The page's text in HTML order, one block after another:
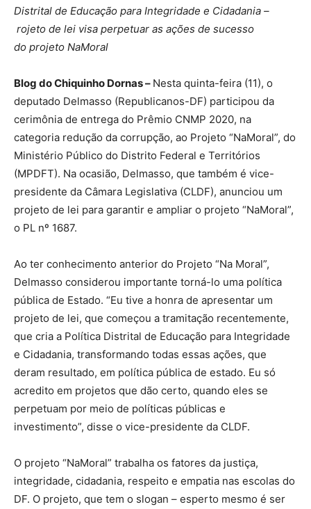
Distrital de Educação para Integridade e Cidadania –
rojeto de lei visa perpetuar as ações de sucesso
do projeto NaMoral
Blog do Chiquinho Dornas – Nesta quinta-feira (11), o
deputado Delmasso (Republicanos-DF) participou da
cerimônia de entrega do Prêmio CNMP 2020, na
categoria redução da corrupção, ao Projeto “NaMoral”, do
Ministério Público do Distrito Federal e Territórios
(MPDFT). Na ocasião, Delmasso, que também é vice-
presidente da Câmara Legislativa (CLDF), anunciou um
projeto de lei para garantir e ampliar o projeto “NaMoral”,
o PL nº 1687.
Ao ter conhecimento anterior do Projeto “Na Moral”,
Delmasso considerou importante torná-lo uma política
pública de Estado. “Eu tive a honra de apresentar um
projeto de lei, que começou a tramitação recentemente,
que cria a Política Distrital de Educação para Integridade
e Cidadania, transformando todas essas ações, que
deram resultado, em política pública de estado. Eu só
acredito em projetos que dão certo, quando eles se
perpetuam por meio de políticas públicas e
investimento”, disse o vice-presidente da CLDF.
O projeto “NaMoral” trabalha os fatores da justiça,
integridade, cidadania, respeito e empatia nas escolas do
DF. O projeto, que tem o slogan – esperto mesmo é ser